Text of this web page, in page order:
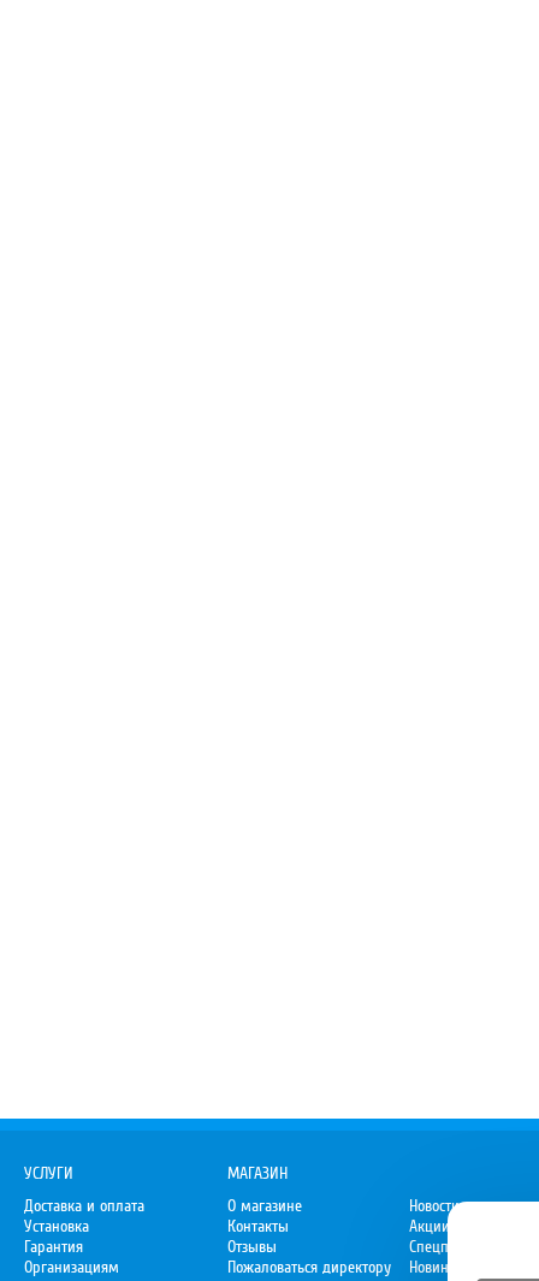
УСЛУГИ
Доставка и оплата
Установка
Гарантия
Организациям
МАГАЗИН
О магазине
Контакты
Отзывы
Пожаловаться директору
Новости
Акции
Спецпредложения
Новинки